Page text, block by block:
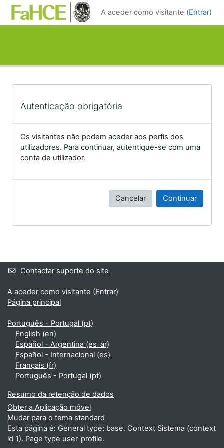
Ir para o conteúdo principal
A aceder como visitante (Entrar)
Autenticação obrigatória
Os visitantes não podem aceder aos perfis dos
utilizadores. Para continuar, autentique-se com uma
conta de utilizador.
Cancelar Continuar
Blocos adicionais
Contactar suporte do site
A aceder como visitante (Entrar)
Página principal
Português - Portugal ‎(pt)‎
English ‎(en)‎
Español - Argentina ‎(es_ar)‎
Español - Internacional ‎(es)‎
Français ‎(fr)‎
Português - Portugal ‎(pt)‎
Resumo da retenção de dados
Obter a Aplicação móvel
Mudar para o tema standard
Esta página é: General type: base. Context Sistema (context
id 1). Page type user-profile.